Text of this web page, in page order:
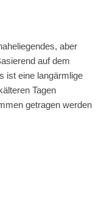
aber
auf dem
ist eine langärmlige
Tagen
getragen werden